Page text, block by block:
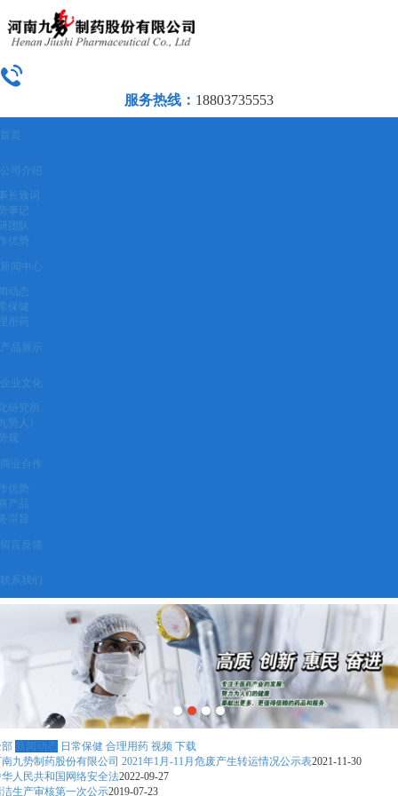
服务热线： 18803735553
首页
公司介绍
长致词
事记
团队
优势
新闻中心
动态
保健
用药
产品展示
企业文化
研究所
势人》
观
商业合作
优势
产品
宗旨
留言反馈
联系我们
新闻动态 日常保健 合理用药 视频 下载
九势制药股份有限公司 2021年1月-11月危废产生转运情况公示表2021-11-30
人民共和国网络安全法2022-09-27
生产审核第一次公示2019-07-23